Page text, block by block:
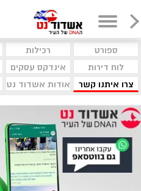
ספורט רכילות
לוח דירות
אינדקס עסקים
צרו איתנו קשר
אודות אשדוד נט